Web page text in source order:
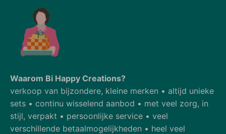
Waarom Bi Happy Creations?
verkoop van bijzondere, kleine merken • altijd unieke
sets • continu wisselend aanbod • met veel zorg, in
stijl, verpakt • persoonlijke service • veel
verschillende betaalmogelijkheden • heel veel